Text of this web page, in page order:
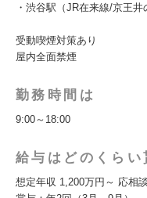
・渋谷駅（JR在来線/京王
受動喫煙対策あり
屋内全面禁煙
勤務時間は
9:00～18:00
給与はどのくらい
想定年収 1,200万円～ 応相談